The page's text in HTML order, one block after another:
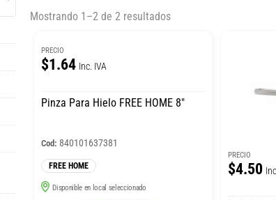
Mostrando 1–2 de 2 resultados
PRECIO
$1.64 Inc. IVA
Pinza Para Hielo FREE HOME 8″
Cod: 840101637381
FREE HOME
Disponible en local seleccionado
PRECIO
$4.50